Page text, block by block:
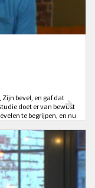
Zijn bevel, en gaf dat
doet er van bewust
te begrijpen, en nu
kennen, geen
deel het Evangelie!